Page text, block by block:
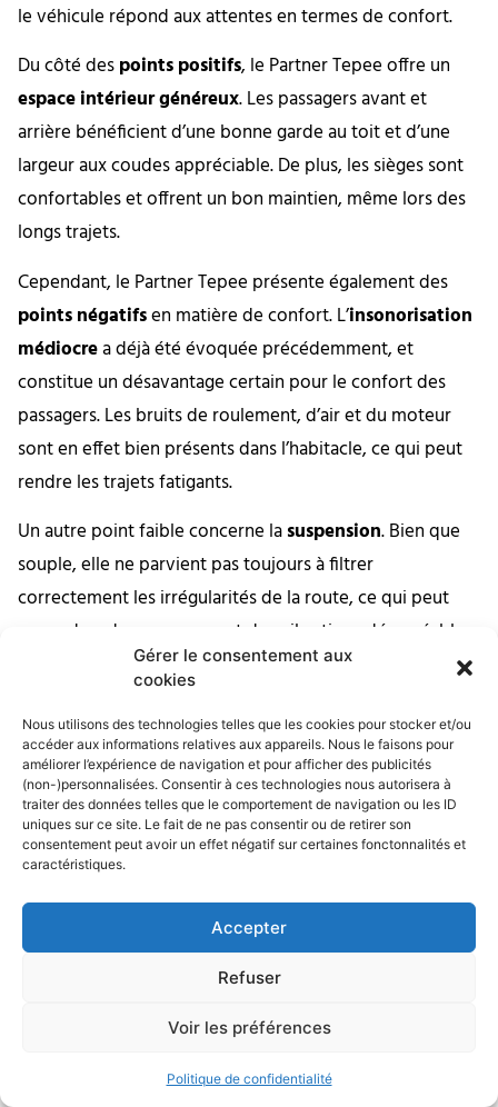
Gérer le consentement aux
cookies
Nous utilisons des technologies telles que les cookies pour stocker et/ou
accéder aux informations relatives aux appareils. Nous le faisons pour
améliorer l’expérience de navigation et pour afficher des publicités
(non-)personnalisées. Consentir à ces technologies nous autorisera à
traiter des données telles que le comportement de navigation ou les ID
uniques sur ce site. Le fait de ne pas consentir ou de retirer son
consentement peut avoir un effet négatif sur certaines fonctonnalités et
caractéristiques.
Accepter
Refuser
Voir les préférences
Politique de confidentialité
le véhicule répond aux attentes en termes de confort.
Du côté despoints positifs, le Partner Tepee offre un
espace intérieur généreux. Les passagers avant et
arrière bénéficient d’une bonne garde au toit et d’une
largeur aux coudes appréciable. De plus, les sièges sont
confortables et offrent un bon maintien, même lors des
longs trajets.
Cependant, le Partner Tepee présente également des
points négatifsen matière de confort. L’insonorisation
médiocrea déjà été évoquée précédemment, et
constitue un désavantage certain pour le confort des
passagers. Les bruits de roulement, d’air et du moteur
sont en effet bien présents dans l’habitacle, ce qui peut
rendre les trajets fatigants.
Un autre point faible concerne lasuspension. Bien que
souple, elle ne parvient pas toujours à filtrer
correctement les irrégularités de la route, ce qui peut
engendrer des secousses et des vibrations désagréables
pour les passagers. De plus, latenue de route
de gravité élevé, peut provoquer une certaine prise de
roulis dans les virages, rendant la conduite moins
agréable.
Si vous considérez l’avis surle Peugeot Partner Tepee à
lors de votre recherche de véhicule, il est
également judicieux d’explorer les options disponibles
au sein de la gamme Peugeot pour faire un choix éclairé.
Pour cela, notre analyse surles modèles de Peugeot
3008 à privilégier et à évitervous offre une perspective
vous aidant à déterminer quel modèle répond le mieux à